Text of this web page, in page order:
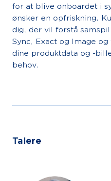
for at blive onboardet i
ønsker en opfriskning.
dig, der vil forstå
Sync, Exact og Image
dine produktdata og -
behov.
Talere